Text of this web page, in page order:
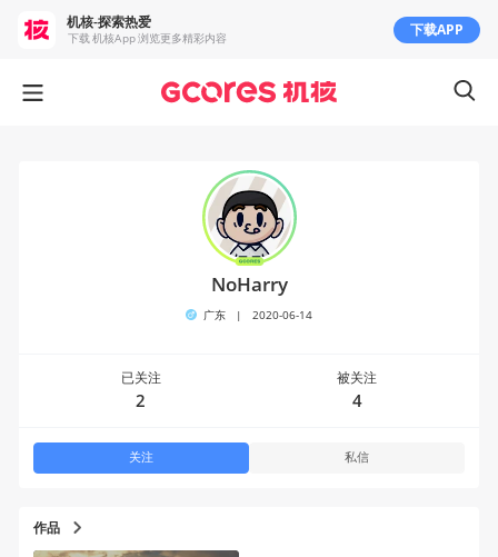
作品
NoHarry
广东 | 2020-06-14
已关注
2
被关注
4
关注 私信
机核-探索热爱
下载 机核App 浏览更多精彩内容 下载APP